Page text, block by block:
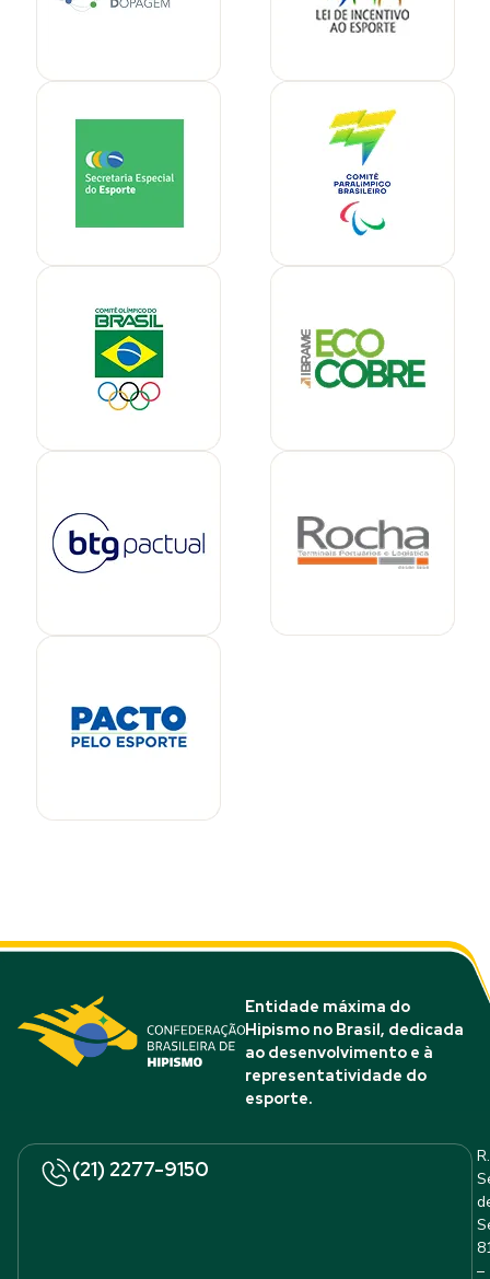
Entidade máxima do
Hipismo no Brasil, dedicada
ao desenvolvimento e à
representatividade do
esporte.
(21) 2277-9150
R.
–